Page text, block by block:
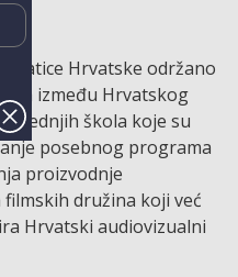
Matice Hrvatske održano
između Hrvatskog
srednjih škola koje su
posebnog programa
proizvodnje
družina koji već
Hrvatski audiovizualni